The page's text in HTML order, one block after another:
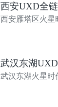
西安UXD全
西安雁塔区火星
武汉东湖
武汉东湖火星时